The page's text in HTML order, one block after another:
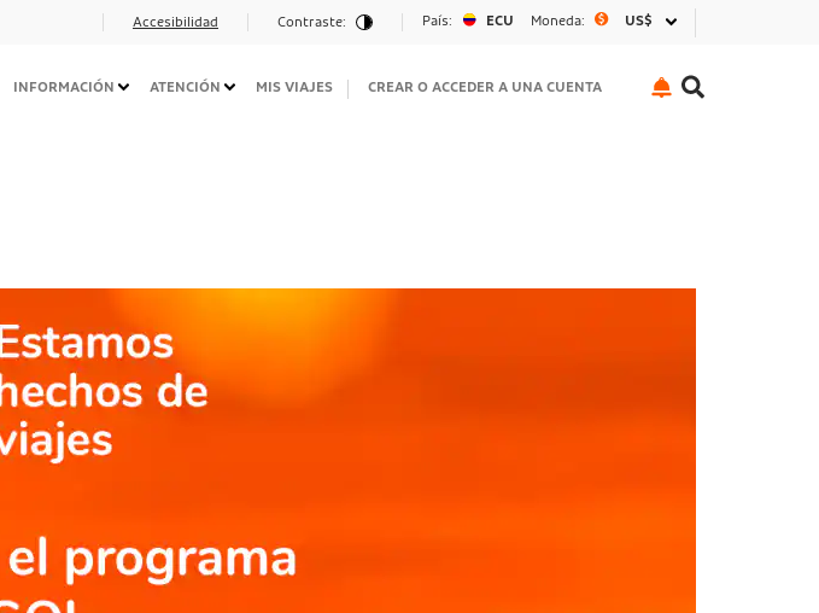
Accesibilidad Contraste: País: ECU Moneda: US$
Navegação
INFORMACIÓN ATENCIÓN MIS VIAJES CREAR O ACCEDER A UNA CUENTA